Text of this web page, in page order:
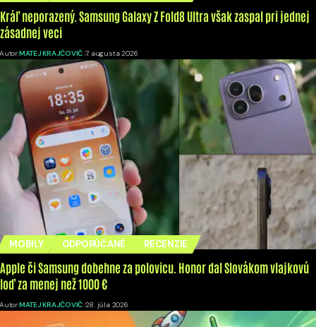
Kráľ neporazený. Samsung Galaxy Z Fold8 Ultra však zaspal pri jednej
zásadnej veci
Autor:MATEJ KRAJČOVIČ 7. augusta 2026
MOBILY ODPORÚČANÉ RECENZIE
Apple či Samsung dobehne za polovicu. Honor dal Slovákom vlajkovú
loď za menej než 1000 €
Autor:MATEJ KRAJČOVIČ 28. júla 2026